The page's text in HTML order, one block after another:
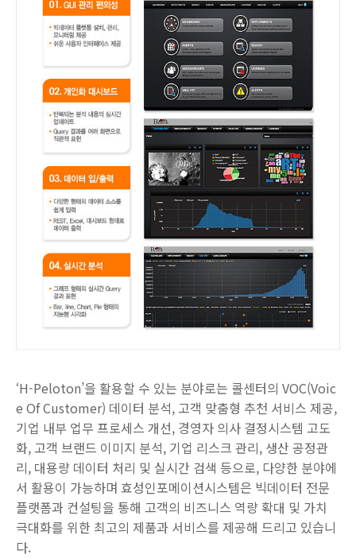
‘H-Peloton’을 활용할 수 있는 분야로는 콜센터의 VOC(Voic
e Of Customer) 데이터 분석, 고객 맞춤형 추천 서비스 제공,
기업 내부 업무 프로세스 개선, 경영자 의사 결정시스템 고도
화, 고객 브랜드 이미지 분석, 기업 리스크 관리, 생산 공정관
리, 대용량 데이터 처리 및 실시간 검색 등으로, 다양한 분야에
서 활용이 가능하며 효성인포메이션시스템은 빅데이터 전문
플랫폼과 컨설팅을 통해 고객의 비즈니스 역량 확대 및 가치
극대화를 위한 최고의 제품과 서비스를 제공해 드리고 있습니
다.